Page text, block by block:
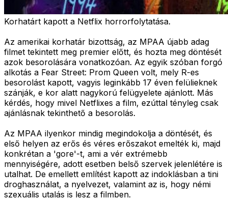
Korhatárt kapott a Netflix horrorfolytatása.
Az amerikai korhatár bizottság, az MPAA újabb adag
filmet tekintett meg premier előtt, és hozta meg döntését
azok besorolására vonatkozóan. Az egyik szóban forgó
alkotás a Fear Street: Prom Queen volt, mely R-es
besorolást kapott, vagyis leginkább 17 éven felülieknek
szánják, e kor alatt nagykorú felügyelete ajánlott. Más
kérdés, hogy mivel Netflixes a film, ezúttal tényleg csak
ajánlásnak tekinthető a besorolás.
Az MPAA ilyenkor mindig megindokolja a döntését, és
első helyen az erős és véres erőszakot emelték ki, majd
konkrétan a 'gore'-t, ami a vér extrémebb
mennyiségére, adott esetben belső szervek jelenlétére is
utalhat. De emellett említést kapott az indoklásban a tini
droghasználat, a nyelvezet, valamint az is, hogy némi
szexuális utalás is lesz a filmben.